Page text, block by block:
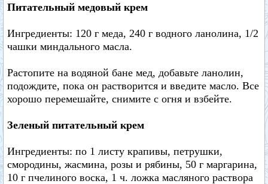
Питательный медовый крем
Ингредиенты: 120 г меда, 240 г водного ланолина, 1/2
чашки миндального масла.
Растопите на водяной бане мед, добавьте ланолин,
подождите, пока он растворится и введите масло. Все
хорошо перемешайте, снимите с огня и взбейте.
Зеленый питательный крем
Ингредиенты: по 1 листу крапивы, петрушки,
смородины, жасмина, розы и рябины, 50 г маргарина,
10 г пчелиного воска, 1 ч. ложка масляного раствора